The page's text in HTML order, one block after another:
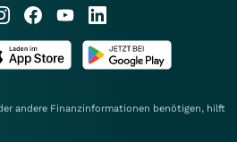
andere Finanzinformationen benötigen, hilft